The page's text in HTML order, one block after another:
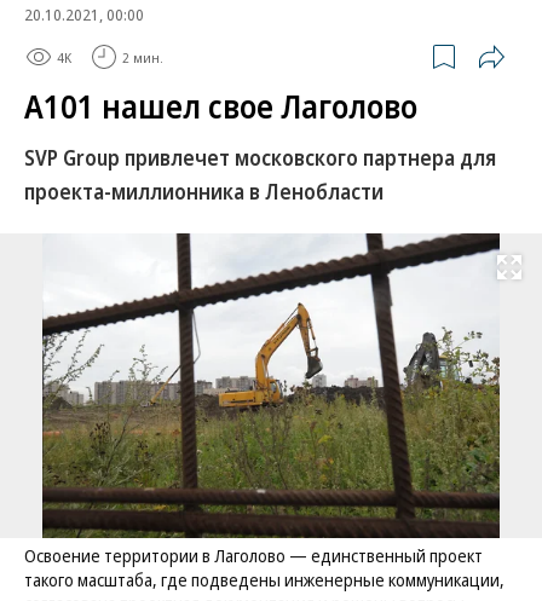
20.10.2021, 00:00
4K 2 мин.
А101 нашел свое Лаголово
SVP Group привлечет московского партнера для
проекта-миллионника в Ленобласти
Развернуть
Освоение территории в Лаголово — единственный проект
такого масштаба, где подведены инженерные коммуникации,